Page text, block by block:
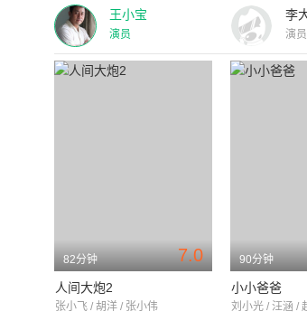
王小宝
演员
李
演员
7.0
82分钟
人间大炮2
张小飞 / 胡洋 / 张小伟
90分钟
小小爸爸
刘小光 / 汪涵 /